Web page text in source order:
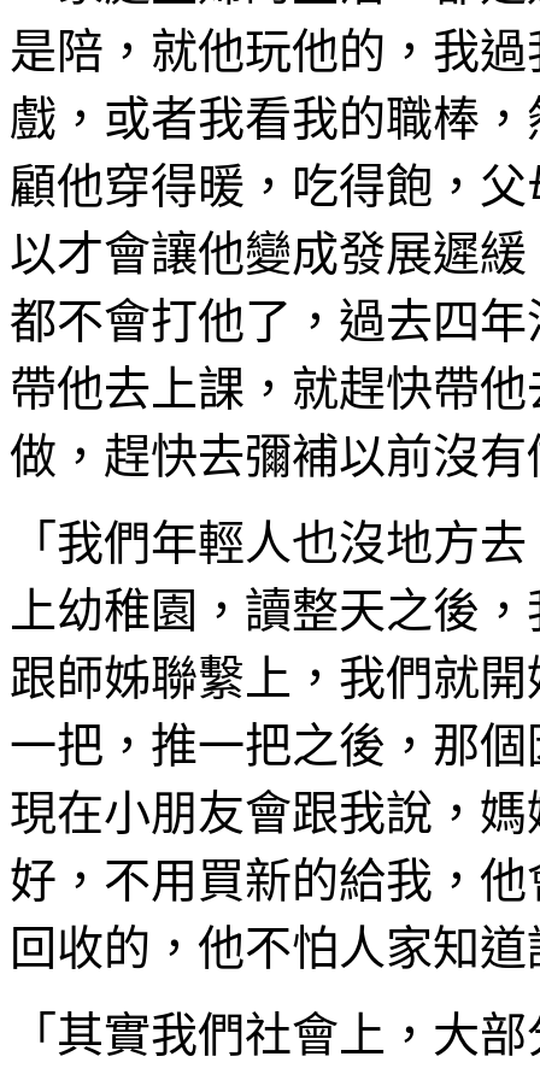
是陪，就他玩他的，我
戲，或者我看我的職棒
顧他穿得暖，吃得飽，
以才會讓他變成發展遲
都不會打他了，過去四
帶他去上課，就趕快帶
做，趕快去彌補以前沒
「我們年輕人也沒地方
上幼稚園，讀整天之後
跟師姊聯繫上，我們就
一把，推一把之後，那
現在小朋友會跟我說，
好，不用買新的給我，
回收的，他不怕人家知
「其實我們社會上，大